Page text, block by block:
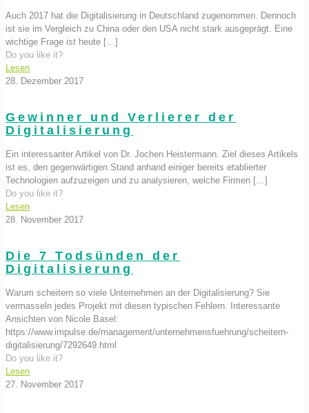
Auch 2017 hat die Digitalisierung in Deutschland zugenommen. Dennoch
ist sie im Vergleich zu China oder den USA nicht stark ausgeprägt. Eine
wichtige Frage ist heute […]
Do you like it?
Lesen
28. Dezember 2017
Gewinner und Verlierer der
Digitalisierung
Ein interessanter Artikel von Dr. Jochen Heistermann. Ziel dieses Artikels
ist es, den gegenwärtigen Stand anhand einiger bereits etablierter
Technologien aufzuzeigen und zu analysieren, welche Firmen […]
Do you like it?
Lesen
28. November 2017
Die 7 Todsünden der
Digitalisierung
Warum scheitern so viele Unternehmen an der Digitalisierung? Sie
vermasseln jedes Projekt mit diesen typischen Fehlern. Interessante
Ansichten von Nicole Basel:
https://www.impulse.de/management/unternehmensfuehrung/scheitern-
digitalisierung/7292649.html
Do you like it?
Lesen
27. November 2017